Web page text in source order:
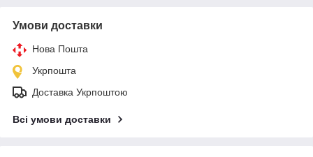
Умови доставки
Нова Пошта
Укрпошта
Доставка Укрпоштою
Всі умови доставки